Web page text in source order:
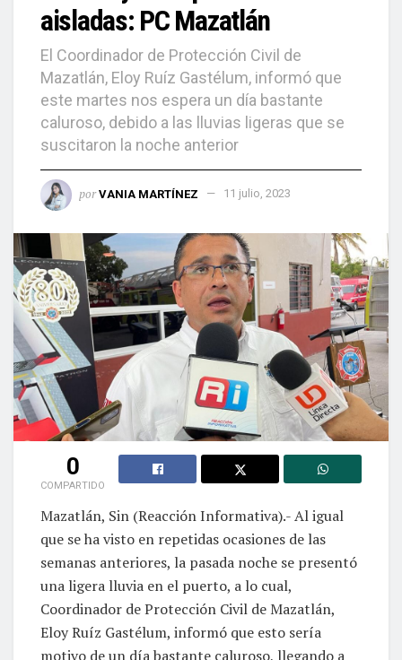
aisladas: PC Mazatlán
El Coordinador de Protección Civil de
Mazatlán, Eloy Ruíz Gastélum, informó que
este martes nos espera un día bastante
caluroso, debido a las lluvias ligeras que se
suscitaron la noche anterior
por VANIA MARTÍNEZ 11 julio, 2023
0
COMPARTIDO
Mazatlán, Sin (Reacción Informativa).- Al igual
que se ha visto en repetidas ocasiones de las
semanas anteriores, la pasada noche se presentó
una ligera lluvia en el puerto, a lo cual,
Coordinador de Protección Civil de Mazatlán,
Eloy Ruíz Gastélum, informó que esto sería
motivo de un día bastante caluroso, llegando a